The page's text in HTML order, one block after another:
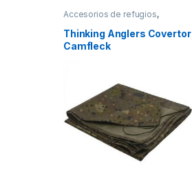
Accesorios de refugios,
Thinking Anglers Covertor
Camfleck